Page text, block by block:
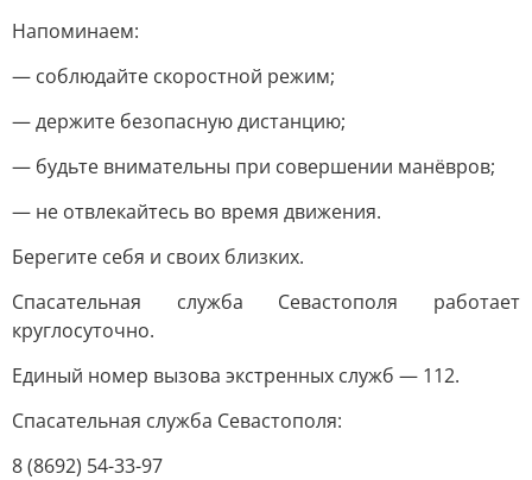
Напоминаем:
— соблюдайте скоростной режим;
— держите безопасную дистанцию;
— будьте внимательны при совершении манёвров;
— не отвлекайтесь во время движения.
Берегите себя и своих близких.
Спасательная служба Севастополя работает
круглосуточно.
Единый номер вызова экстренных служб — 112.
Спасательная служба Севастополя:
8 (8692) 54-33-97